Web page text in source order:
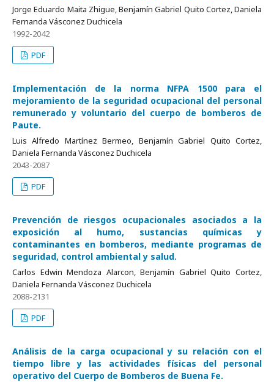
Jorge Eduardo Maita Zhigue, Benjamín Gabriel Quito Cortez, Daniela
Fernanda Vásconez Duchicela
1992-2042
PDF
Implementación de la norma NFPA 1500 para el
mejoramiento de la seguridad ocupacional del personal
remunerado y voluntario del cuerpo de bomberos de
Paute.
Luis Alfredo Martínez Bermeo, Benjamín Gabriel Quito Cortez,
Daniela Fernanda Vásconez Duchicela
2043-2087
PDF
Prevención de riesgos ocupacionales asociados a la
exposición al humo, sustancias químicas y
contaminantes en bomberos, mediante programas de
seguridad, control ambiental y salud.
Carlos Edwin Mendoza Alarcon, Benjamín Gabriel Quito Cortez,
Daniela Fernanda Vásconez Duchicela
2088-2131
PDF
Análisis de la carga ocupacional y su relación con el
tiempo libre y las actividades físicas del personal
operativo del Cuerpo de Bomberos de Buena Fe.